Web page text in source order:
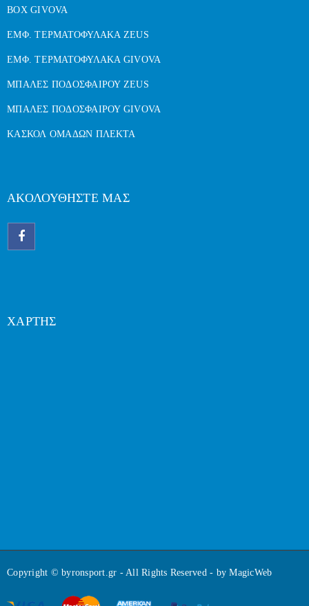
BOX GIVOVA
ΕΜΦ. ΤΕΡΜΑΤΟΦΥΛΑΚΑ ZEUS
ΕΜΦ. ΤΕΡΜΑΤΟΦΥΛΑΚΑ GIVOVA
ΜΠΑΛΕΣ ΠΟΔΟΣΦΑΙΡΟΥ ZEUS
ΜΠΑΛΕΣ ΠΟΔΟΣΦΑΙΡΟΥ GIVOVA
ΚΑΣΚΟΛ ΟΜΑΔΩΝ ΠΛΕΚΤΑ
ΑΚΟΛΟΥΘΗΣΤΕ ΜΑΣ
ΧΑΡΤΗΣ
Copyright © byronsport.gr - All Rights Reserved - byMagicWeb